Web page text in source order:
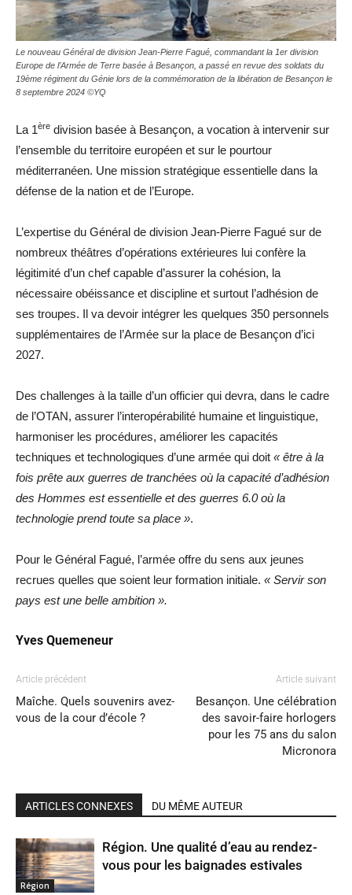
Le nouveau Général de division Jean-Pierre Fagué, commandant la 1er division
Europe de l’Armée de Terre basée à Besançon, a passé en revue des soldats du
19ème régiment du Génie lors de la commémoration de la libération de Besançon le
8 septembre 2024 ©YQ
La 1ère division basée à Besançon, a vocation à intervenir sur
l’ensemble du territoire européen et sur le pourtour
méditerranéen. Une mission stratégique essentielle dans la
défense de la nation et de l’Europe.
L’expertise du Général de division Jean-Pierre Fagué sur de
nombreux théâtres d’opérations extérieures lui confère la
légitimité d’un chef capable d’assurer la cohésion, la
nécessaire obéissance et discipline et surtout l’adhésion de
ses troupes. Il va devoir intégrer les quelques 350 personnels
supplémentaires de l’Armée sur la place de Besançon d’ici
2027.
Des challenges à la taille d’un officier qui devra, dans le cadre
de l’OTAN, assurer l’interopérabilité humaine et linguistique,
harmoniser les procédures, améliorer les capacités
techniques et technologiques d’une armée qui doit « être à la
fois prête aux guerres de tranchées où la capacité d’adhésion
des Hommes est essentielle et des guerres 6.0 où la
technologie prend toute sa place ».
Pour le Général Fagué, l’armée offre du sens aux jeunes
recrues quelles que soient leur formation initiale. « Servir son
pays est une belle ambition ».
Yves Quemeneur
Article précédent
Maîche. Quels souvenirs avez-
vous de la cour d’école ?
Article suivant
Besançon. Une célébration
des savoir-faire horlogers
pour les 75 ans du salon
Micronora
ARTICLES CONNEXES DU MÊME AUTEUR
Région
Région. Une qualité d’eau au rendez-
vous pour les baignades estivales